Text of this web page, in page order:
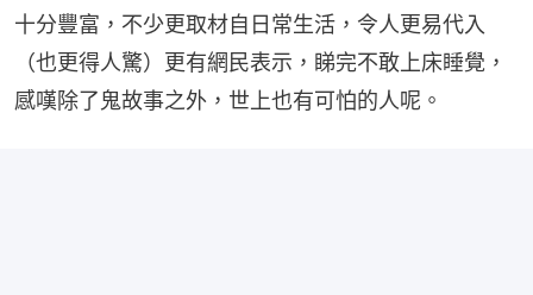
十分豐富，不少更取材自日常生活，令人更易代入
（也更得人驚）更有網民表示，睇完不敢上床睡覺，
感嘆除了鬼故事之外，世上也有可怕的人呢。